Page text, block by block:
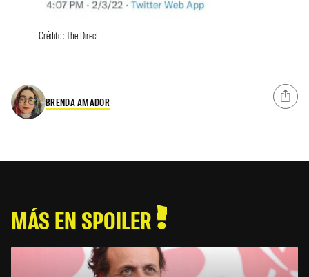
Crédito: The Direct
BRENDA AMADOR
MÁS EN SPOILER